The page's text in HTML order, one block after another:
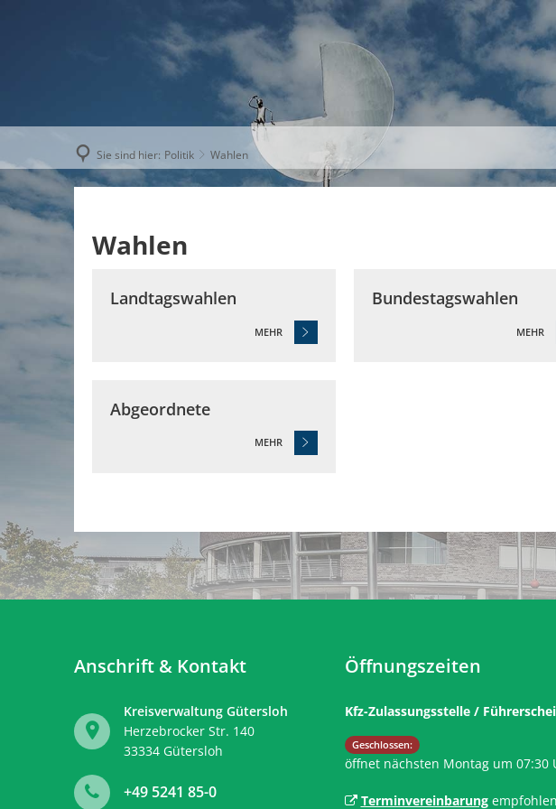
AKTUELLES THEMEN
Sie sind hier: Politik Wahlen
Wahlen
Landtagswahlen
MEHR
Bundestagswahlen
MEHR
Abgeordnete
MEHR
Anschrift & Kontakt
Kreisverwaltung Gütersloh
Herzebrocker Str. 140
33334 Gütersloh
+49 5241 85-0
Öffnungszeiten
Kfz-Zulassungsstelle /
Klicken, um weitere Öffnungs-
Geschlossen:
öffnet nächsten Montag um 07:30
Terminvereinbarungempfohlen